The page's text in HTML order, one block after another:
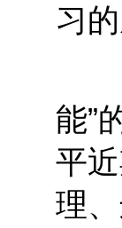
习
因
能”
平
理